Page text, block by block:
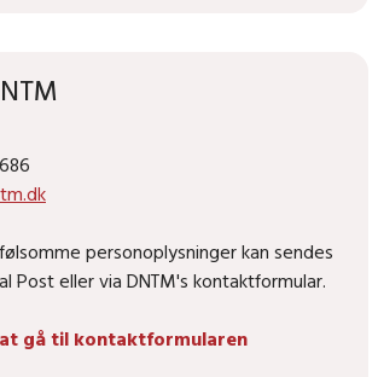
personoplysninger kan sendes
Post eller via DNTM's kontaktformular.
gå til kontaktformularen